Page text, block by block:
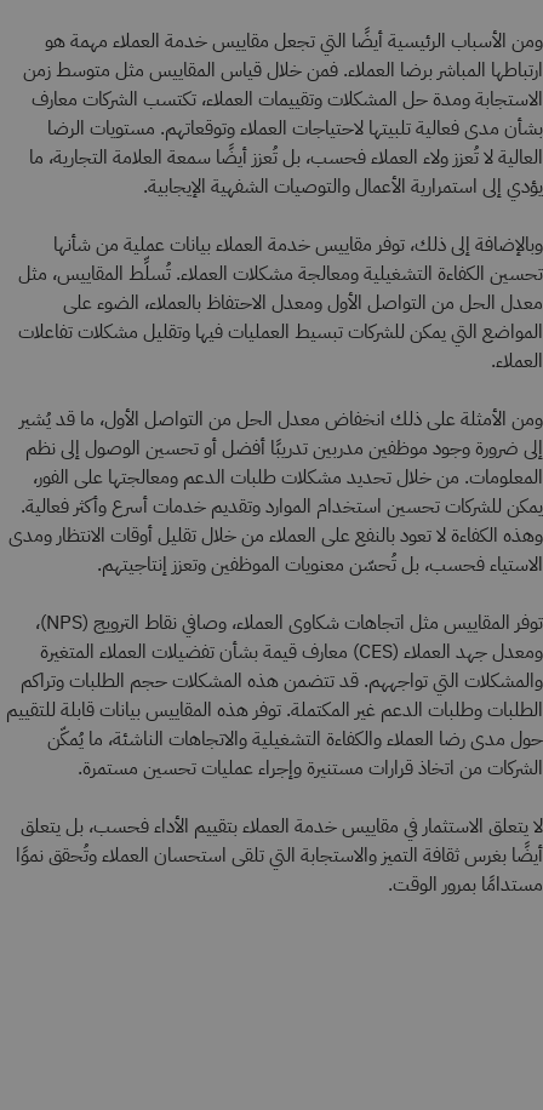
ومن الأسباب الرئيسية أيضًا التي تجعل مقاييس خدمة العملاء مهمة هو
ارتباطها المباشر برضا العملاء. فمن خلال قياس المقاييس مثل متوسط زمن
الاستجابة ومدة حل المشكلات وتقييمات العملاء، تكتسب الشركات معارف
بشأن مدى فعالية تلبيتها لاحتياجات العملاء وتوقعاتهم. مستويات الرضا
العالية لا تُعزز ولاء العملاء فحسب، بل تُعزز أيضًا سمعة العلامة التجارية، ما
يؤدي إلى استمرارية الأعمال والتوصيات الشفهية الإيجابية.
وبالإضافة إلى ذلك، توفر مقاييس خدمة العملاء بيانات عملية من شأنها
تحسين الكفاءة التشغيلية ومعالجة مشكلات العملاء. تُسلِّط المقاييس، مثل
معدل الحل من التواصل الأول ومعدل الاحتفاظ بالعملاء، الضوء على
المواضع التي يمكن للشركات تبسيط العمليات فيها وتقليل مشكلات تفاعلات
العملاء.
ومن الأمثلة على ذلك انخفاض معدل الحل من التواصل الأول، ما قد يُشير
إلى ضرورة وجود موظفين مدربين تدريبًا أفضل أو تحسين الوصول إلى نظم
المعلومات. من خلال تحديد مشكلات طلبات الدعم ومعالجتها على الفور،
يمكن للشركات تحسين استخدام الموارد وتقديم خدمات أسرع وأكثر فعالية.
وهذه الكفاءة لا تعود بالنفع على العملاء من خلال تقليل أوقات الانتظار ومدى
الاستياء فحسب، بل تُحسّن معنويات الموظفين وتعزز إنتاجيتهم.
توفر المقاييس مثل اتجاهات شكاوى العملاء، وصافي نقاط الترويج (NPS)،
ومعدل جهد العملاء (CES) معارف قيمة بشأن تفضيلات العملاء المتغيرة
والمشكلات التي تواجههم. قد تتضمن هذه المشكلات حجم الطلبات وتراكم
الطلبات وطلبات الدعم غير المكتملة. توفر هذه المقاييس بيانات قابلة للتقييم
حول مدى رضا العملاء والكفاءة التشغيلية والاتجاهات الناشئة، ما يُمكّن
الشركات من اتخاذ قرارات مستنيرة وإجراء عمليات تحسين مستمرة.
لا يتعلق الاستثمار في مقاييس خدمة العملاء بتقييم الأداء فحسب، بل يتعلق
أيضًا بغرس ثقافة التميز والاستجابة التي تلقى استحسان العملاء وتُحقق نموًا
مستدامًا بمرور الوقت.